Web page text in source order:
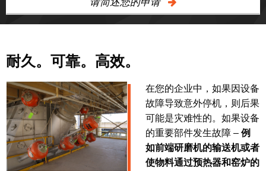
耐久。可靠。高效。
在您的企业中，如果因设备
故障导致意外停机，则后果
可能是灾难性的。如果设备
的重要部件发生故障 –例
如前端研磨机的输送机或者
使物料通过预热器和窑炉的